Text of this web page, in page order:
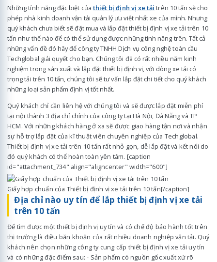
Những tính năng đặc biệt của thiết bị định vị xe tải trên 10 tấn sẽ cho
phép nhà kinh doanh vận tải quản lý ưu việt nhất xe của mình. Nhưng
quý khách chưa biết sẽ đặt mua và lắp đặt thiết bị định vị xe tải trên 10
tấn như thế nào để có thể sử dụng được những tính năng trên. Tất cả
những vấn đề đó hãy để công ty TNHH Dịch vụ công nghệ toàn cầu
Techglobal giải quyết cho bạn. Chúng tôi đã có rất nhiều năm kinh
nghiệm trong sản xuất và lắp đặt thiết bị định vị, với dòng xe tải có
trọng tải trên 10 tấn, chúng tôi sẽ tư vấn lắp đặt chi tiết cho quý khách
những loại sản phẩm định vị tốt nhất.
Quý khách chỉ cần liên hệ với chúng tôi và sẽ được lắp đặt miễn phí
tại nội thành 3 địa chỉ chính của công ty tại Hà Nội, Đà Nẵng và TP
HCM. Với những khách hàng ở xa sẽ được giao hàng tận nơi và nhận
sự hỗ trợ lắp đặt của kĩ thuật viên chuyên nghiệp của Techglobal.
Thiết bị định vị xe tải trên 10 tấn rất nhỏ gọn, dễ lắp đặt và kết nối do
đó quý khách có thể hoàn toàn yên tâm. [caption
id="attachment_734" align="aligncenter" width="600"]
Giấy hợp chuẩn của Thiết bị định vị xe tải trên 10 tấn[/caption]
Địa chỉ nào uy tín để lắp thiết bị định vị xe tải
trên 10 tấn
Để tìm được một thiết bị định vị uy tín và có chế độ bảo hành tốt trên
thị trường là điều băn khoăn của rất nhiều doanh nghiệp vận tải. Quý
khách nên chọn những công ty cung cấp thiết bị định vị xe tải uy tín
và có những đặc điểm sau: - Sản phẩm có nguồn gốc xuất xứ rõ